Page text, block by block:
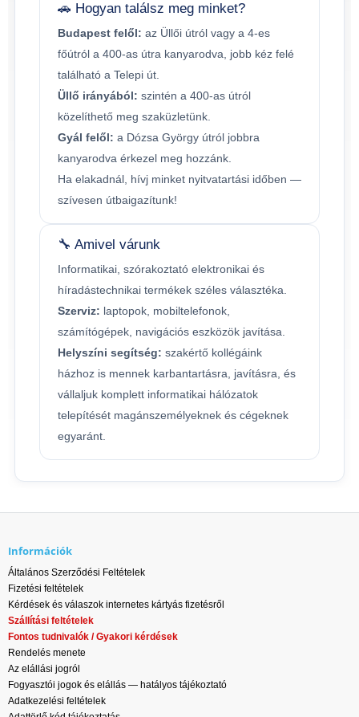
🚗 Hogyan találsz meg minket?
Budapest felől: az Üllői útról vagy a 4-es
főútról a 400-as útra kanyarodva, jobb kéz felé
található a Telepi út.
Üllő irányából: szintén a 400-as útról
közelíthető meg szaküzletünk.
Gyál felől: a Dózsa György útról jobbra
kanyarodva érkezel meg hozzánk.
Ha elakadnál, hívj minket nyitvatartási időben —
szívesen útbaigazítunk!
🔧 Amivel várunk
Informatikai, szórakoztató elektronikai és
híradástechnikai termékek széles választéka.
Szerviz: laptopok, mobiltelefonok,
számítógépek, navigációs eszközök javítása.
Helyszíni segítség: szakértő kollégáink
házhoz is mennek karbantartásra, javításra, és
vállaljuk komplett informatikai hálózatok
telepítését magánszemélyeknek és cégeknek
egyaránt.
Információk
Általános Szerződési Feltételek
Fizetési feltételek
Kérdések és válaszok internetes kártyás fizetésről
Szállítási feltételek
Fontos tudnivalók / Gyakori kérdések
Rendelés menete
Az elállási jogról
Fogyasztói jogok és elállás — hatályos tájékoztató
Adatkezelési feltételek